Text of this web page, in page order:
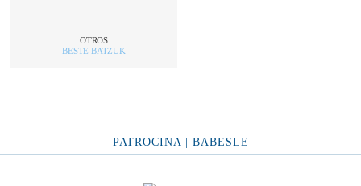
OTROS
BESTE BATZUK
PATROCINA | BABESLE